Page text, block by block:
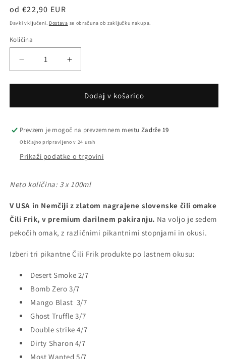
Redna
cena
od €22,90 EUR
Davki vključeni. Dostava se obračuna ob zaključku nakupa.
Količina
Pomanjšaš
količino
za
MINI
TRIO
-
lastni
3
100ml
Povečaj
količino
za
izdelek
MINI
TRIO
lastni
3
100ml
Dodaj v košarico
Prevzem je mogoč na prevzemnem mestu Zadrže 19
Običajno pripravljeno v 24 urah
Prikaži podatke o trgovini
Neto količina: 3 x 100ml
V USA in Nemčiji z zlatom nagrajene slovenske čili omake
Čili Frik, v premium darilnem pakiranju. Na voljo je sedem
pekočih omak, z različnimi pikantnimi stopnjami in okusi.
Izberi tri pikantne Čili Frik produkte po lastnem okusu:
Desert Smoke 2/7
Bomb Zero 3/7
Mango Blast 3/7
Ghost Truffle 3/7
Double strike 4/7
Dirty Sharon 4/7
Most Wanted 5/7